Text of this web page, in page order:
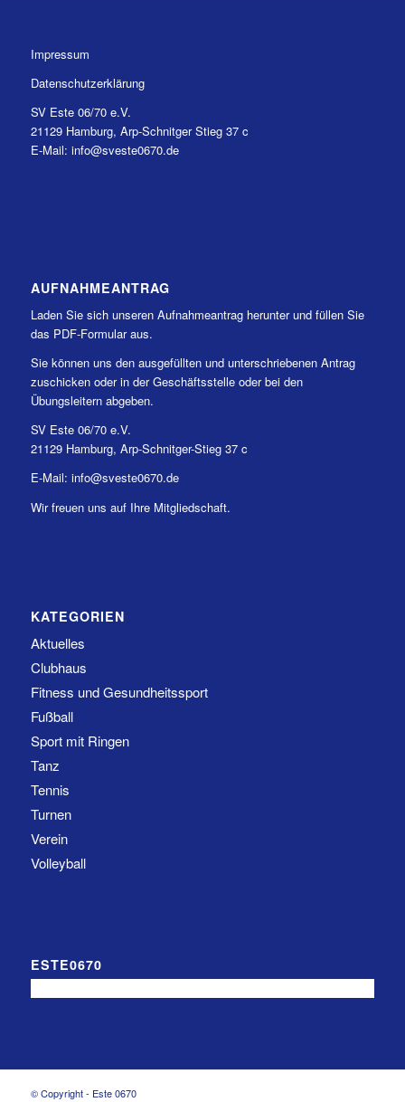
Impressum
Datenschutzerklärung
SV Este 06/70 e.V.
21129 Hamburg, Arp-Schnitger Stieg 37 c
E-Mail: info@sveste0670.de
AUFNAHMEANTRAG
Laden Sie sich unseren Aufnahmeantrag herunter und füllen Sie
das PDF-Formular aus.
Sie können uns den ausgefüllten und unterschriebenen Antrag
zuschicken oder in der Geschäftsstelle oder bei den
Übungsleitern abgeben.
SV Este 06/70 e.V.
21129 Hamburg, Arp-Schnitger-Stieg 37 c
E-Mail: info@sveste0670.de
Wir freuen uns auf Ihre Mitgliedschaft.
KATEGORIEN
Aktuelles
Clubhaus
Fitness und Gesundheitssport
Fußball
Sport mit Ringen
Tanz
Tennis
Turnen
Verein
Volleyball
ESTE0670
© Copyright - Este 0670